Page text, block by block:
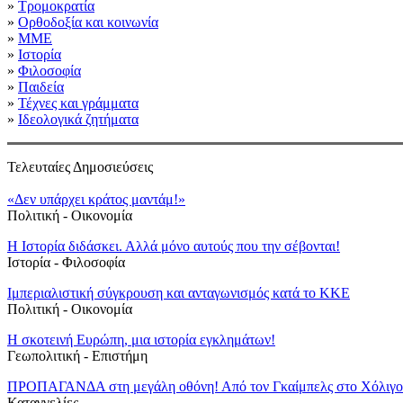
» Τρομοκρατία
» Ορθοδοξία και κοινωνία
» ΜΜΕ
» Ιστορία
» Φιλοσοφία
» Παιδεία
» Τέχνες και γράμματα
» Ιδεολογικά ζητήματα
Τελευταίες Δημοσιεύσεις
«Δεν υπάρχει κράτος μαντάμ!»
Πολιτική - Oικονομία
Η Ιστορία διδάσκει. Αλλά μόνο αυτούς που την σέβονται!
Ιστορία - Φιλοσοφία
Ιμπεριαλιστική σύγκρουση και ανταγωνισμός κατά το ΚΚΕ
Πολιτική - Oικονομία
Η σκοτεινή Ευρώπη, μια ιστορία εγκλημάτων!
Γεωπολιτική - Επιστήμη
ΠΡΟΠΑΓΑΝΔΑ στη μεγάλη οθόνη! Από τον Γκαίμπελς στο